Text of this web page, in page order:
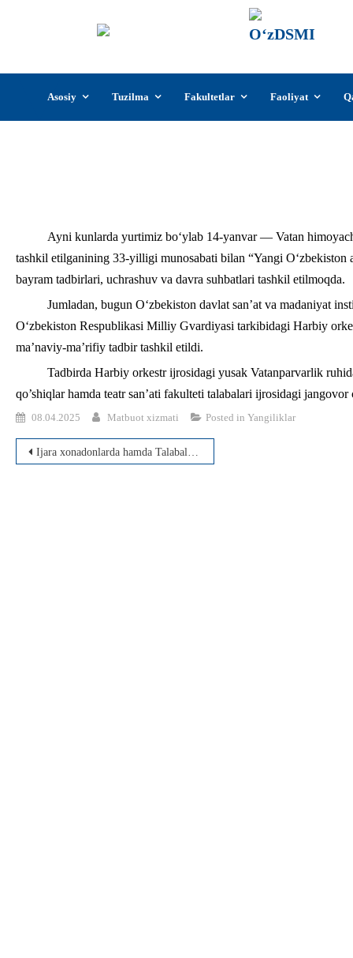
content
Asosiy Tuzilma Fakultetlar Faoliyat
Ayni kunlarda yurtimiz boʻylab 14-yanvar — Vatan
tashkil etilganining 33-yilligi munosabati bilan “Yangi
bayram tadbirlari, uchrashuv va davra suhbatlari tashkil etilmoqda.
Jumladan, bugun O‘zbekiston davlat san’at va madaniyat
O‘zbekiston Respublikasi Milliy Gvardiyasi tarkibidagi Harbiy
ma’naviy-ma’rifiy tadbir tashkil etildi.
Tadbirda Harbiy orkestr ijrosidagi yusak Vatanparvarlik
qo’shiqlar hamda teatr san’ati fakulteti talabalari ijrosidagi
08.04.2025 Matbuot xizmati Posted in Yangiliklar
Post
Ijara xonadonlarda hamda Talabalar turar joyida istiqomat qilayotgan talabalar holidan xabar oldi.